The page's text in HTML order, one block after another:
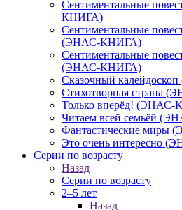
Сентиментальные
КНИГА)
Сентиментальные
(ЭНАС-КНИГА)
Сентиментальные
(ЭНАС-КНИГА)
Сказочный
Стихотворная страна
Только вперёд!
Читаем всей семьёй
Фантастические
Это очень интересно
Серии по возрасту
Назад
Серии по возрасту
2–5 лет
Назад